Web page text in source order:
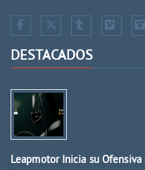
DESTACADOS
Leapmotor Inicia su Ofensiva